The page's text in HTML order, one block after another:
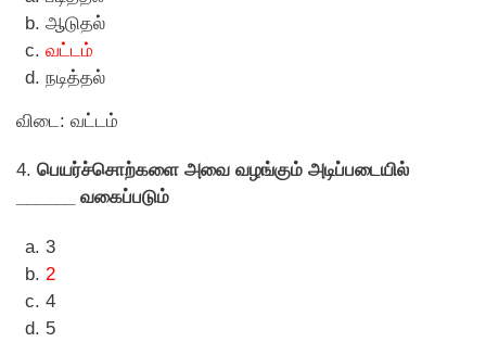
ஆடுதல்
வட்டம்
நடித்தல்
விடை: வட்டம்
4. பெயர்ச்சொற்களை அவை வழங்கும் அடிப்படையில்
______ வகைப்படும்
3
2
4
5